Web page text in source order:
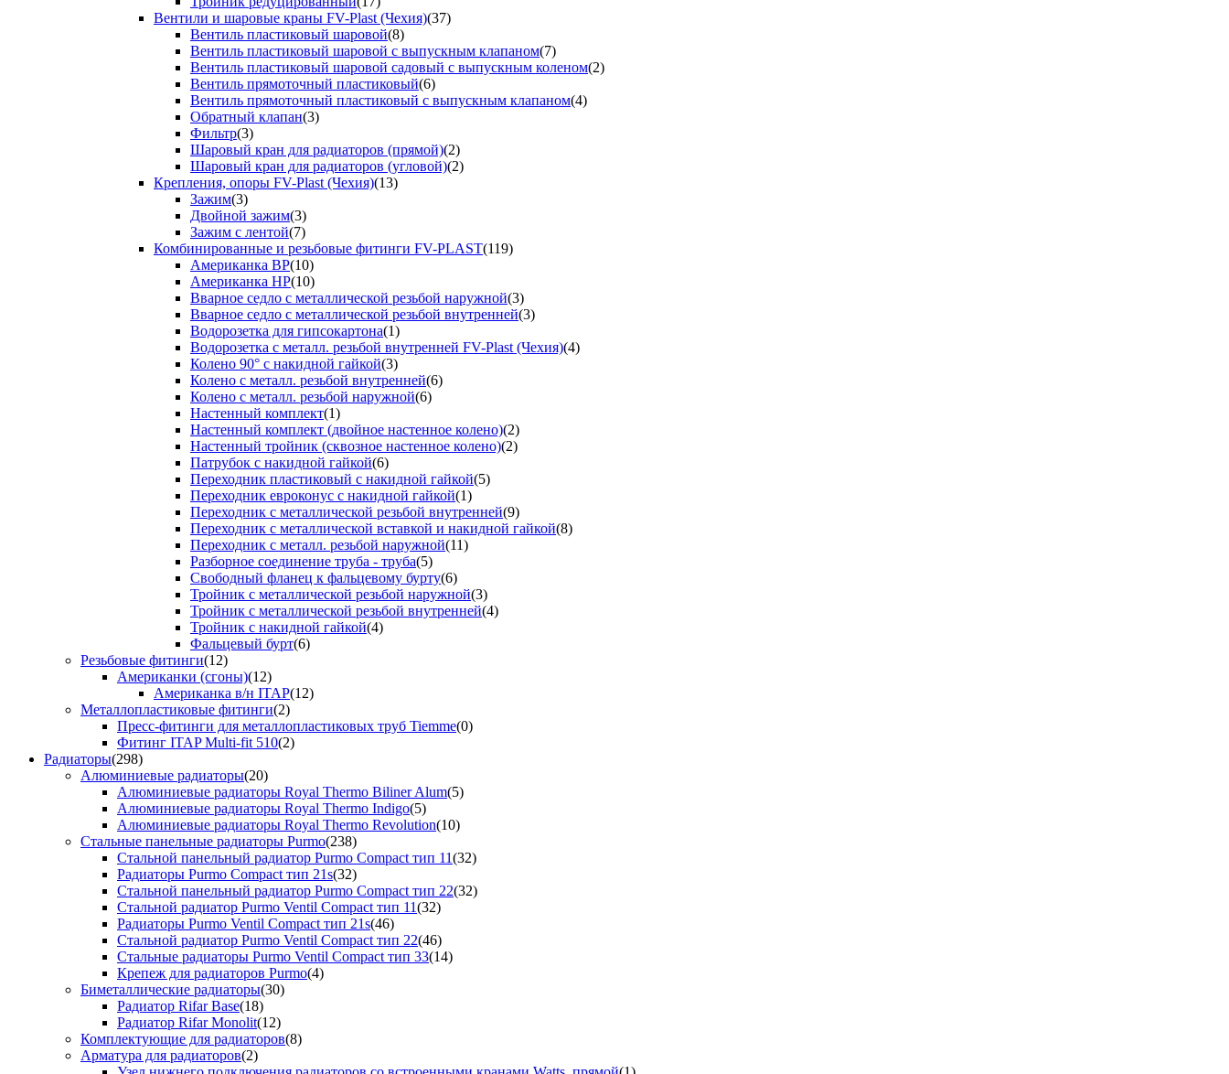
Вентили и шаровые краны FV-Plast (Чехия)(37)
Вентиль пластиковый шаровой(8)
Вентиль пластиковый шаровой с выпускным клапаном(7)
Вентиль пластиковый шаровой садовый с выпускным коленом(2)
Вентиль прямоточный пластиковый(6)
Вентиль прямоточный пластиковый с выпускным клапаном(4)
Обратный клапан(3)
Фильтр(3)
Шаровый кран для радиаторов (прямой)(2)
Шаровый кран для радиаторов (угловой)(2)
Крепления, опоры FV-Plast (Чехия)(13)
Зажим(3)
Двойной зажим(3)
Зажим с лентой(7)
Комбинированные и резьбовые фитинги FV-PLAST(119)
Американка ВР(10)
Американка НР(10)
Вварное седло с металлической резьбой наружной(3)
Вварное седло с металлической резьбой внутренней(3)
Водорозетка для гипсокартона(1)
Водорозетка с металл. резьбой внутренней FV-Plast (Чехия)(4)
Колено 90° с накидной гайкой(3)
Колено с металл. резьбой внутренней(6)
Колено с металл. резьбой наружной(6)
Настенный комплект(1)
Настенный комплект (двойное настенное колено)(2)
Настенный тройник (сквозное настенное колено)(2)
Патрубок с накидной гайкой(6)
Переходник пластиковый с накидной гайкой(5)
Переходник евроконус с накидной гайкой(1)
Переходник с металлической резьбой внутренней(9)
Переходник с металлической вставкой и накидной гайкой(8)
Переходник с металл. резьбой наружной(11)
Разборное соединение труба - труба(5)
Свободный фланец к фальцевому бурту(6)
Тройник с металлической резьбой наружной(3)
Тройник с металлической резьбой внутренней(4)
Тройник с накидной гайкой(4)
Фальцевый бурт(6)
Резьбовые фитинги(12)
Американки (сгоны)(12)
Американка в/н ITAP(12)
Металлопластиковые фитинги(2)
Пресс-фитинги для металлопластиковых труб Tiemme(0)
Фитинг ITAP Multi-fit 510(2)
Радиаторы(298)
Алюминиевые радиаторы(20)
Алюминиевые радиаторы Royal Thermo Biliner Alum(5)
Алюминиевые радиаторы Royal Thermo Indigo(5)
Алюминиевые радиаторы Royal Thermo Revolution(10)
Стальные панельные радиаторы Purmo(238)
Стальной панельный радиатор Purmo Compact тип 11(32)
Радиаторы Purmo Compact тип 21s(32)
Стальной панельный радиатор Purmo Compact тип 22(32)
Стальной радиатор Purmo Ventil Compact тип 11(32)
Радиаторы Purmo Ventil Compact тип 21s(46)
Стальной радиатор Purmo Ventil Compact тип 22(46)
Стальные радиаторы Purmo Ventil Compact тип 33(14)
Крепеж для радиаторов Purmo(4)
Биметаллические радиаторы(30)
Радиатор Rifar Base(18)
Радиатор Rifar Monolit(12)
Комплектующие для радиаторов(8)
Арматура для радиаторов(2)